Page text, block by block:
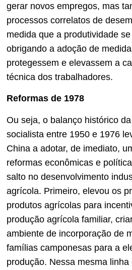
gerar novos empregos, mas
processos correlatos de
medida que a produtividade
obrigando a adoção de
protegessem e elevassem a
técnica dos trabalhadores.
Reformas de 1978
Ou seja, o balanço histórico
socialista entre 1950 e 1976
China a adotar, de imediato,
reformas econômicas e
salto no desenvolvimento
agrícola. Primeiro, elevou os
produtos agrícolas para
produção agrícola familiar,
ambiente de incorporação de
famílias camponesas para a
produção. Nessa mesma linha